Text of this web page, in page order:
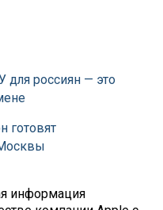
для россиян — это
готовят
информация